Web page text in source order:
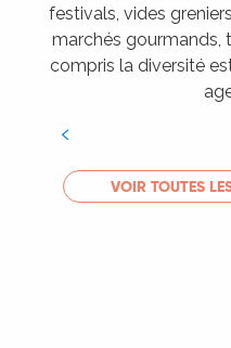
festivals, vides
marchés gourmands,
compris la diversité
LIRE
VOIR TOUTES